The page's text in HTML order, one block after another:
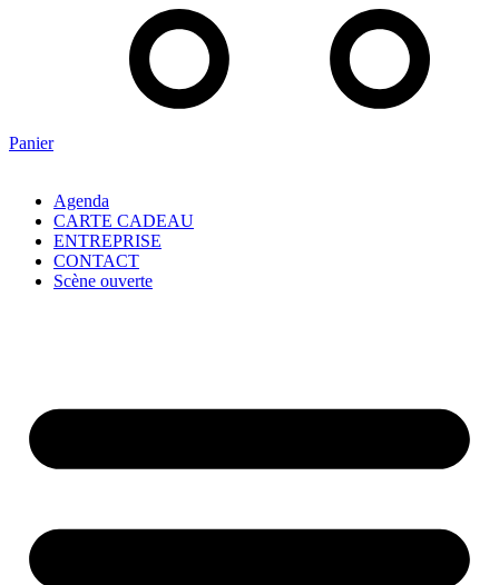
Panier
Agenda
CARTE CADEAU
ENTREPRISE
CONTACT
Scène ouverte